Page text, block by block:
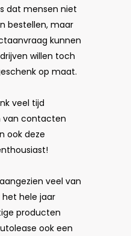
dat mensen niet
bestellen, maar
kunnen
willen toch
op maat.
veel tijd
van contacten
ook deze
veel van
het hele jaar
producten
ook een